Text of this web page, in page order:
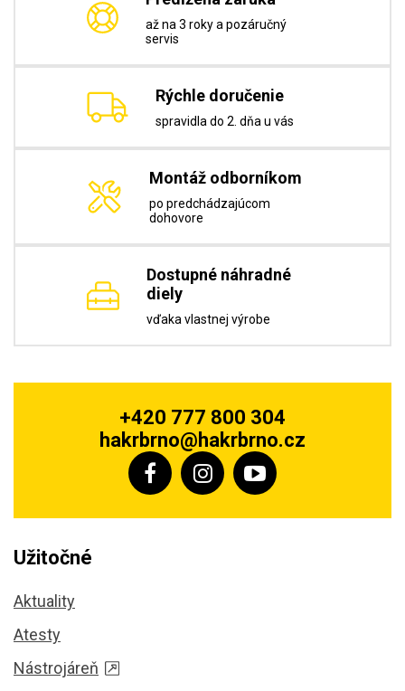
až na 3 roky a pozáručný
servis
Rýchle doručenie
spravidla do 2. dňa u vás
Montáž odborníkom
po predchádzajúcom
dohovore
Dostupné náhradné
diely
vďaka vlastnej výrobe
+420 777 800 304
hakrbrno@hakrbrno.cz
Užitočné
Aktuality
Atesty
Nástrojáreň